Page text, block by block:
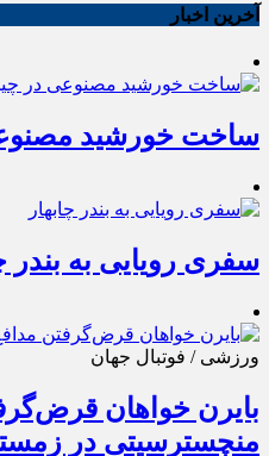
آخرین اخبار
ساخت خورشید
سفری رویایی به بندر
ورزشی / فوتبال جهان
بایرن خواهان
منچسترسیتی در